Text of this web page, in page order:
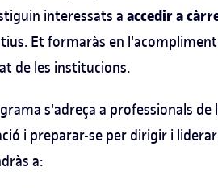
interessats a accedir a
Et formaràs en
de les institucions.
s'adreça a professionals
i preparar-se per dirigir i
a: